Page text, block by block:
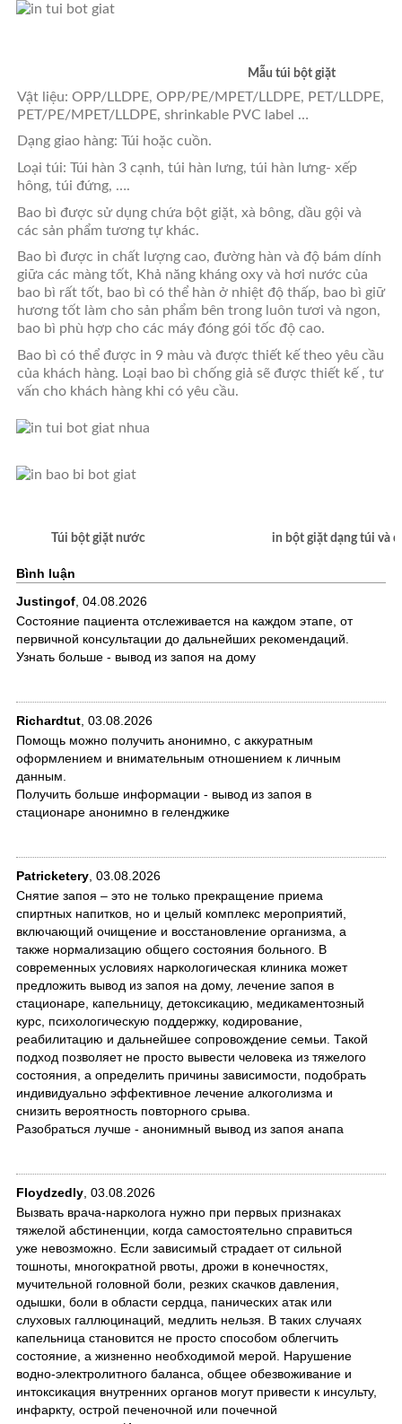
Mẫu túi bột giặt
Vật liệu: OPP/LLDPE, OPP/PE/MPET/LLDPE, PET/LLDPE,
PET/PE/MPET/LLDPE, shrinkable PVC label …
Dạng giao hàng: Túi hoặc cuồn.
Loại túi: Túi hàn 3 cạnh, túi hàn lưng, túi hàn lưng- xếp
hông, túi đứng, ….
Bao bì được sử dụng chứa bột giặt, xà bông, dầu gội và
các sản phẩm tương tự khác.
Bao bì được in chất lượng cao, đường hàn và độ bám dính
giữa các màng tốt, Khả năng kháng oxy và hơi nước của
bao bì rất tốt, bao bì có thể hàn ở nhiệt độ thấp, bao bì giữ
hương tốt làm cho sản phẩm bên trong luôn tươi và ngon,
bao bì phù hợp cho các máy đóng gói tốc độ cao.
Bao bì có thể được in 9 màu và được thiết kế theo yêu cầu
của khách hàng. Loại bao bì chống giả sẽ được thiết kế , tư
vấn cho khách hàng khi có yêu cầu.
Túi bột giặt nước in bột giặt dạng túi và
Bình luận
Justingof, 04.08.2026
Состояние пациента отслеживается на каждом этапе, от
первичной консультации до дальнейших рекомендаций.
Узнать больше - вывод из запоя на дому
Richardtut, 03.08.2026
Помощь можно получить анонимно, с аккуратным
оформлением и внимательным отношением к личным
данным.
Получить больше информации - вывод из запоя в
стационаре анонимно в геленджике
Patricketery, 03.08.2026
Снятие запоя – это не только прекращение приема
спиртных напитков, но и целый комплекс мероприятий,
включающий очищение и восстановление организма, а
также нормализацию общего состояния больного. В
современных условиях наркологическая клиника может
предложить вывод из запоя на дому, лечение запоя в
стационаре, капельницу, детоксикацию, медикаментозный
курс, психологическую поддержку, кодирование,
реабилитацию и дальнейшее сопровождение семьи. Такой
подход позволяет не просто вывести человека из тяжелого
состояния, а определить причины зависимости, подобрать
индивидуально эффективное лечение алкоголизма и
снизить вероятность повторного срыва.
Разобраться лучше - анонимный вывод из запоя анапа
Floydzedly, 03.08.2026
Вызвать врача-нарколога нужно при первых признаках
тяжелой абстиненции, когда самостоятельно справиться
уже невозможно. Если зависимый страдает от сильной
тошноты, многократной рвоты, дрожи в конечностях,
мучительной головной боли, резких скачков давления,
одышки, боли в области сердца, панических атак или
слуховых галлюцинаций, медлить нельзя. В таких случаях
капельница становится не просто способом облегчить
состояние, а жизненно необходимой мерой. Нарушение
водно-электролитного баланса, общее обезвоживание и
интоксикация внутренних органов могут привести к инсульту,
инфаркту, острой печеночной или почечной